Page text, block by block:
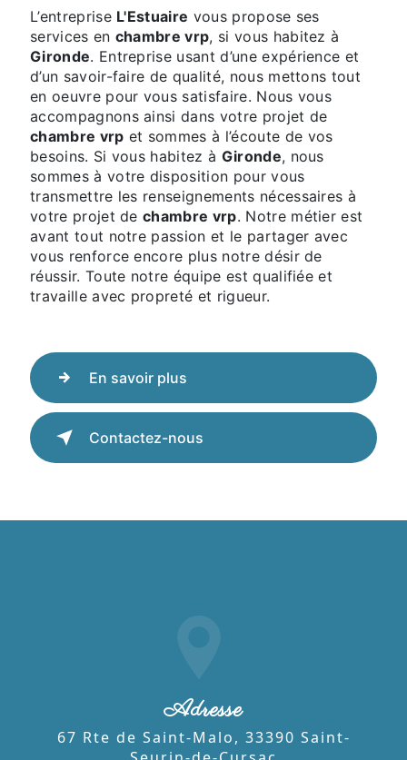
L’entreprise L'Estuaire vous propose ses
services en chambre vrp, si vous habitez à
Gironde. Entreprise usant d’une expérience et
d’un savoir-faire de qualité, nous mettons tout
en oeuvre pour vous satisfaire. Nous vous
accompagnons ainsi dans votre projet de
chambre vrp et sommes à l’écoute de vos
besoins. Si vous habitez à Gironde, nous
sommes à votre disposition pour vous
transmettre les renseignements nécessaires à
votre projet dechambre vrp. Notre métier est
avant tout notre passion et le partager avec
vous renforce encore plus notre désir de
réussir. Toute notre équipe est qualifiée et
travaille avec propreté et rigueur.
En savoir plus
Contactez-nous
Adresse
67 Rte de Saint-Malo, 33390 Saint-